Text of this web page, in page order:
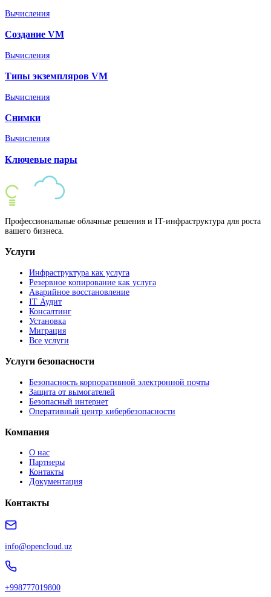
Вычисления
Создание VM
Вычисления
Типы экземпляров VM
Вычисления
Снимки
Вычисления
Ключевые пары
Профессиональные облачные решения и IT-инфраструктура для роста
вашего бизнеса.
Услуги
Инфраструктура как услуга
Резервное копирование как услуга
Аварийное восстановление
IT Аудит
Консалтинг
Установка
Миграция
Все услуги
Услуги безопасности
Безопасность корпоративной электронной почты
Защита от вымогателей
Безопасный интернет
Оперативный центр кибербезопасности
Компания
О нас
Партнеры
Контакты
Документация
Контакты
info@opencloud.uz
+998777019800